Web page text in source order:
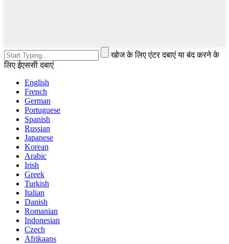
खोज के लिए एंटर दबाएं या बंद करने के
लिए ईएससी दबाएं
English
French
German
Portuguese
Spanish
Russian
Japanese
Korean
Arabic
Irish
Greek
Turkish
Italian
Danish
Romanian
Indonesian
Czech
Afrikaans